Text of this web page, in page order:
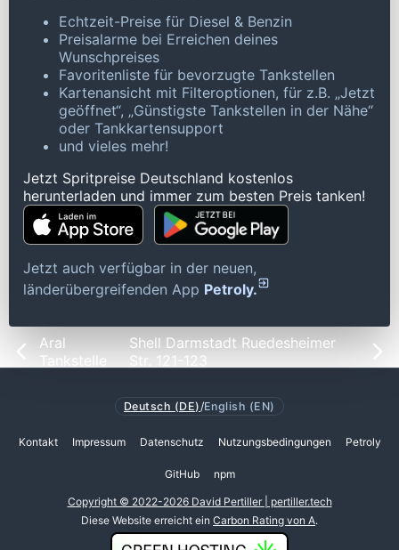
Echtzeit-Preise für Diesel & Benzin
Preisalarme bei Erreichen deines
Wunschpreises
Favoritenliste für bevorzugte Tankstellen
Kartenansicht mit Filteroptionen, für z.B. „Jetzt
geöffnet“, „Günstigste Tankstellen in der Nähe“
oder Tankkartensupport
und vieles mehr!
Jetzt Spritpreise Deutschland kostenlos
herunterladen und immer zum besten Preis tanken!
Jetzt auch verfügbar in der neuen,
länderübergreifenden App Petroly.
Aral
Tankstelle
Shell Darmstadt Ruedesheimer
Str. 121-123
Deutsch (DE) /English (EN)
Kontakt Impressum Datenschutz Nutzungsbedingungen Petroly
GitHub npm
Copyright © 2022-2026 David Pertiller | pertiller.tech
Diese Website erreicht ein Carbon Rating von A.